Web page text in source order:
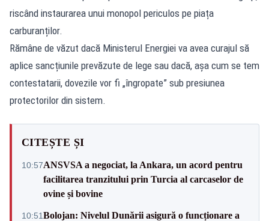
riscând instaurarea unui monopol periculos pe piața
carburanților.
Rămâne de văzut dacă Ministerul Energiei va avea curajul să
aplice sancțiunile prevăzute de lege sau dacă, așa cum se tem
contestatarii, dovezile vor fi „îngropate” sub presiunea
protectorilor din sistem.
CITEȘTE ȘI
10:57ANSVSA a negociat, la Ankara, un acord pentru
facilitarea tranzitului prin Turcia al carcaselor de
ovine și bovine
10:51Bolojan: Nivelul Dunării asigură o funcționare a